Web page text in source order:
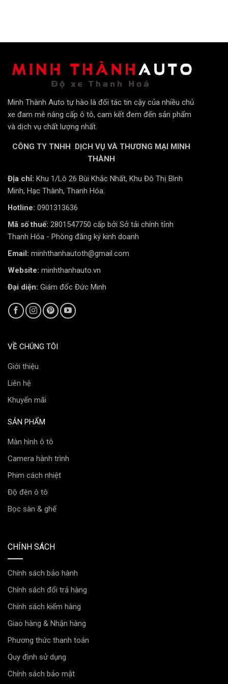
Cá nhân hóa giao diện
diện mới: “cá nhân hóa và tự động hóa theo thời gian”
tạo ra điểm khác biệt mà không sản phẩm nào hiện nay
có được.
– 72 màu phong thủy và 360 màu sắc tự động theo
– 3 loại giao diện: Giao diện công nghệ, giao diện thiên
nhiên, giao diện cơ bản.
– Thay đổi các icon trên màn hình theo sở thích của
người dùng
biển số và cả màu sắc xe theo sở thích.
Ra lệnh bằng giọng nói thông minh với trợ lý ảo
KIKI
Mang tới cho người dùng trải nghiệm lái xe rảnh tay
bằng giọng nói thông minh.
Với chức năng này thì mọi thao tác trên xe bạn sẽ
không cần phải dùng tay để chạm trên màn hình mà chỉ
Đặc biệt, trợ lý Kiki còn có khả năng nghe – hiểu giọng
nói 3 miền Bắc – Trung – Nam và phản hồi nhanh
chóng với mọi câu lệnh của bạn.
Cảnh báo giới hạn tốc độ và hiển thị mật độ giao
thông
Minh Thành Auto tự hào là đối tác tin cậy của nhiều chủ
xe đam mê nâng cấp ô tô, cam kết đem đến sản phẩm
và dịch vụ chất lượng nhất.
CÔNG TY TNHH DỊCH VỤ VÀ THƯƠNG MẠI MINH
THÀNH
Địa chỉ: Khu 1/Lô 26 Bùi Khắc Nhất, Khu Đô Thị Bình
Minh, Hạc Thành, Thanh Hóa.
Hotline: 0901313636
Mã số thuế: 2801547750 cấp bởi Sở tải chính tỉnh
Thanh Hóa - Phòng đăng ký kinh doanh
Email: minhthanhautoth@gmail.com
Website: minhthanhauto.vn
Đại diện: Giám đốc Đức Minh
VỀ CHÚNG TÔI
Giới thiệu
Liên hệ
Khuyến mãi
SẢN PHẨM
Màn hình ô tô
Camera hành trình
Phim cách nhiệt
Độ đèn ô tô
Bọc sàn & ghế
CHÍNH SÁCH
Chính sách bảo hành
Chính sách đổi trả hàng
Chính sách kiểm hàng
Giao hàng & Nhận hàng
Phương thức thanh toán
Quy định sử dụng
Chính sách bảo mật